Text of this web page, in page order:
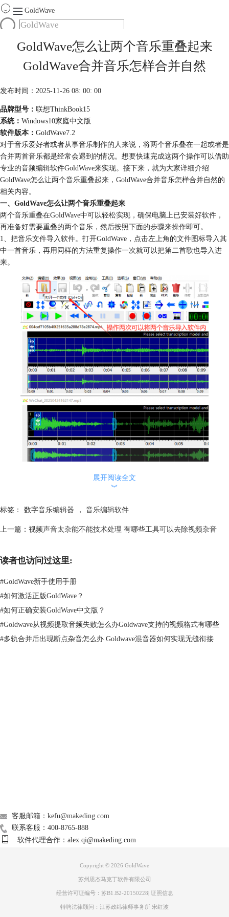
GoldWave
购买
GoldWave怎么让两个音乐重叠起来
GoldWave合并音乐怎样合并自然
发布时间：2025-11-26 08: 00: 00
品牌型号： 联想ThinkBook15
系统： Windows10家庭中文版
软件版本： GoldWave7.2
对于音乐爱好者或者从事音乐制作的人来说，将两个音乐叠在一起或者是
合并两首音乐都是经常会遇到的情况。想要快速完成这两个操作可以借助
专业的音频编辑软件GoldWave来实现。接下来，就为大家详细介绍
GoldWave怎么让两个音乐重叠起来，GoldWave合并音乐怎样合并自然的
相关内容。
一、GoldWave怎么让两个音乐重叠起来
两个音乐重叠在GoldWave中可以轻松实现，确保电脑上已安装好软件，
再准备好需要重叠的两个音乐，然后按照下面的步骤来操作即可。
1、把音乐文件导入软件。打开GoldWave，点击左上角的文件图标导入其
中一首音乐，再用同样的方法重复操作一次就可以把第二首歌也导入进
来。
点右键选“设置完成标记”，这样就选好了要重叠的部分。如果需要整首音
乐重叠，可以忽略这一步直接进行下一个步骤。
图2：标记需要重叠的地方
图3：修剪复制音乐
4、打开混合功能。直接在菜单栏上点击“混合”，在弹出的对话框里有两
个关键的地方要设置。一个是“混合开始时间”，意思就是从第二首歌的第
几秒开始叠第一首歌，比如设成 00:00:10.00000，就是从第10秒开始叠。
展开阅读全文
︾
标签： 数字音乐编辑器 ， 音乐编辑软件
上一篇： 视频声音太杂能不能技术处理 有哪些工具可以去除视频杂音
读者也访问过这里:
#GoldWave新手使用手册
#如何激活正版GoldWave？
#如何正确安装GoldWave中文版？
#Goldwave从视频提取音频失败怎么办Goldwave支持的视频格式有哪些
#多轨合并后出现断点杂音怎么办 Goldwave混音器如何实现无缝衔接
客服邮箱：kefu@makeding.com
联系客服：400-8765-888
软件代理合作：alex.qi@makeding.com
Copyright © 2026 GoldWave
苏州思杰马克丁软件有限公司
经营许可证编号：苏B1.B2-20150228| 证照信息
特聘法律顾问：江苏政纬律师事务所 宋红波